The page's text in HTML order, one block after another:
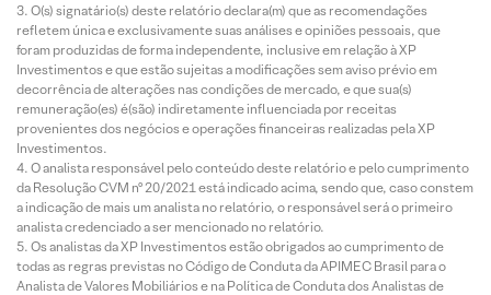
O(s) signatário(s) deste relatório declara(m) que as recomendações
refletem única e exclusivamente suas análises e opiniões pessoais, que
foram produzidas de forma independente, inclusive em relação à XP
Investimentos e que estão sujeitas a modificações sem aviso prévio em
decorrência de alterações nas condições de mercado, e que sua(s)
remuneração(es) é(são) indiretamente influenciada por receitas
provenientes dos negócios e operações financeiras realizadas pela XP
Investimentos.
O analista responsável pelo conteúdo deste relatório e pelo cumprimento
da Resolução CVM nº 20/2021 está indicado acima, sendo que, caso constem
a indicação de mais um analista no relatório, o responsável será o primeiro
analista credenciado a ser mencionado no relatório.
Os analistas da XP Investimentos estão obrigados ao cumprimento de
todas as regras previstas no Código de Conduta da APIMEC Brasil para o
Analista de Valores Mobiliários e na Política de Conduta dos Analistas de